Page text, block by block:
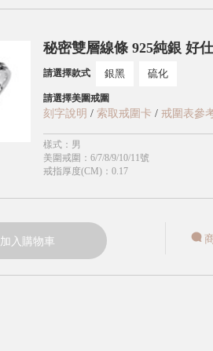
秘密雙層線條 925純銀 好
請選擇款式 銀黑 硫化
請選擇美圍戒圍
刻字說明 / 索取戒圍卡 / 戒圍表參
樣式 ： 男
美圍戒圍 ： 6/7/8/9/10/11號
戒指厚度(CM) ： 0.17
加入購物車